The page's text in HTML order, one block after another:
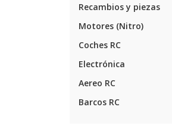
Recambios y piezas
Motores (Nitro)
Coches RC
Electrónica
Aereo RC
Barcos RC